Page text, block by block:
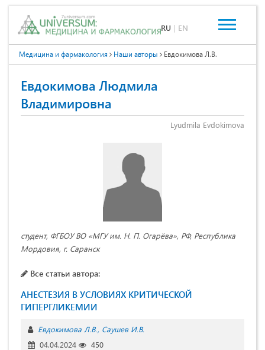
RU | EN
Медицина и фармакология Наши авторы Евдокимова Л.В.
Евдокимова Людмила
Владимировна
Lyudmila Evdokimova
студент, ФГБОУ ВО «МГУ им. Н. П. Огарёва», РФ, Республика
Мордовия, г. Саранск
Все статьи автора:
АНЕСТЕЗИЯ В УСЛОВИЯХ КРИТИЧЕСКОЙ
ГИПЕРГЛИКЕМИИ
Евдокимова Л.В. Саушев И.В.
04.04.2024
450